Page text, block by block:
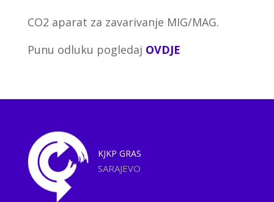
CO2 aparat za zavarivanje MIG/MAG.
Punu odluku pogledaj OVDJE
KJKP GRAS
SARAJEVO